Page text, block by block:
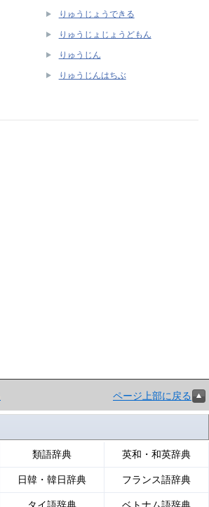
りゅうじょうできる
りゅうじょじょうどもん
りゅうじん
りゅうじんはちぶ
ページ上部に戻る
類語辞典 英和・和英辞典
日韓・韓日辞典 フランス語辞典